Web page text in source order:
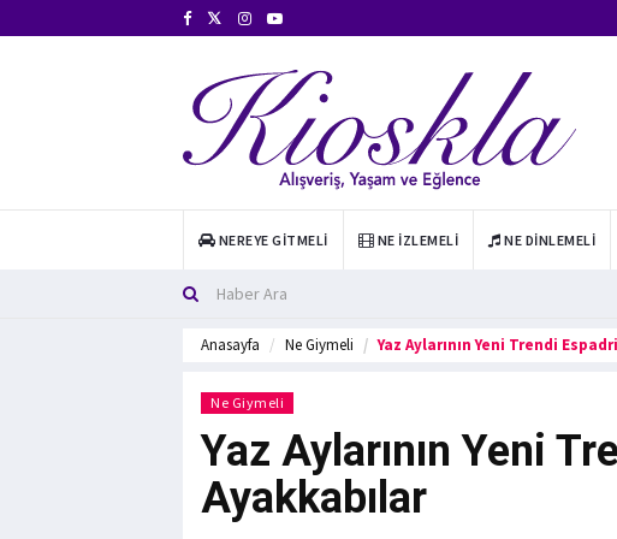
NEREYE GITMELI NE İZLEMELI NE DINLEMELI
Anasayfa Ne Giymeli Yaz Aylarının Yeni Trendi
Ne Giymeli
Yaz Aylarının Yeni
Ayakkabılar